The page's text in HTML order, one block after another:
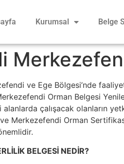
Kurumsal Belge
ve Ege Bölgesi’nde
Orman Belgesi
alanlarda çalışacak olanların
Merkezefendi Orman
BELGESİ NEDİR?